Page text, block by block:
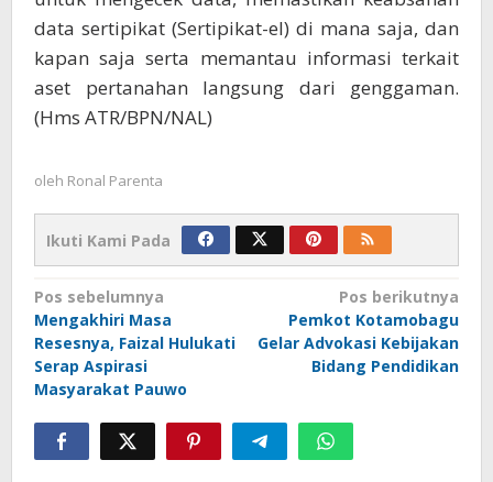
data sertipikat (Sertipikat-el) di mana saja, dan
kapan saja serta memantau informasi terkait
aset pertanahan langsung dari genggaman.
(Hms ATR/BPN/NAL)
oleh Ronal Parenta
Ikuti Kami Pada
Navigasi
pos
Pos sebelumnya
Mengakhiri Masa
Resesnya, Faizal Hulukati
Serap Aspirasi
Masyarakat Pauwo
Pos berikutnya
Pemkot Kotamobagu
Gelar Advokasi Kebijakan
Bidang Pendidikan